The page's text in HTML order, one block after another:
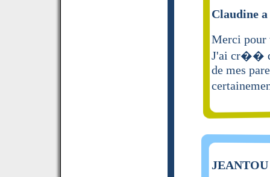
Claudine
Merci
J'ai cr��
de mes